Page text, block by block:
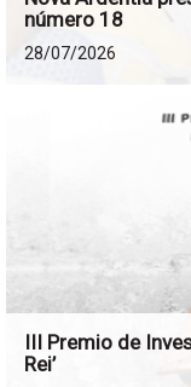
número 18
28/07/2026
III Premio de
Rei’